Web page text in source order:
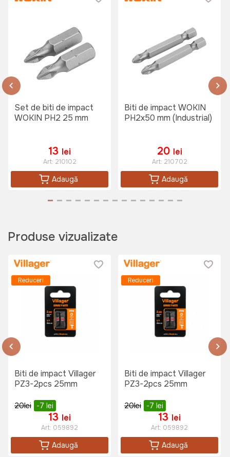
Set de biti de impact
WOKIN PH2 25 mm
13 lei
Art: 210102
Adaugă
Biti de impact WOKIN
PH2x50 mm (Industrial)
20 lei
Art: 210702
Adaugă
Produse vizualizate
Reduceri
Biti de impact Villager
PZ3-2pcs 25mm
20lei -7 lei
13 lei
Art: 059892
Adaugă
Reduceri
Biti de impact Villager
PZ3-2pcs 25mm
20lei -7 lei
13 lei
Art: 059892
Adaugă